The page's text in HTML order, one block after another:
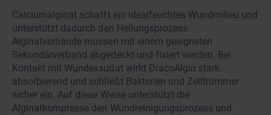
Calciumalginat schafft ein idealfeuchtes Wundmilieu und
unterstützt dadurch den Heilungsprozess.
Alginatverbände müssen mit einem geeigneten
Sekundärverband abgedeckt und fixiert werden. Bei
Kontakt mit Wundexsudat wirkt DracoAlgin stark
absorbierend und schließt Bakterien und Zelltrümmer
sicher ein. Auf diese Weise unterstützt die
Alginatkompresse den Wundreinigungsprozess und